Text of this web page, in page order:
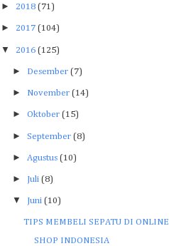
► 2018 (71)
► 2017 (104)
▼ 2016 (125)
► Desember (7)
► November (14)
► Oktober (15)
► September (8)
► Agustus (10)
► Juli (8)
▼ Juni (10)
TIPS MEMBELI SEPATU DI ONLINE
SHOP INDONESIA